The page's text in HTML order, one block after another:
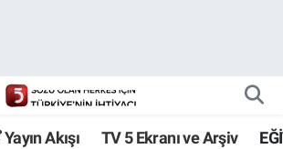
Yayın Akışı TV 5 Ekranı ve Arşiv